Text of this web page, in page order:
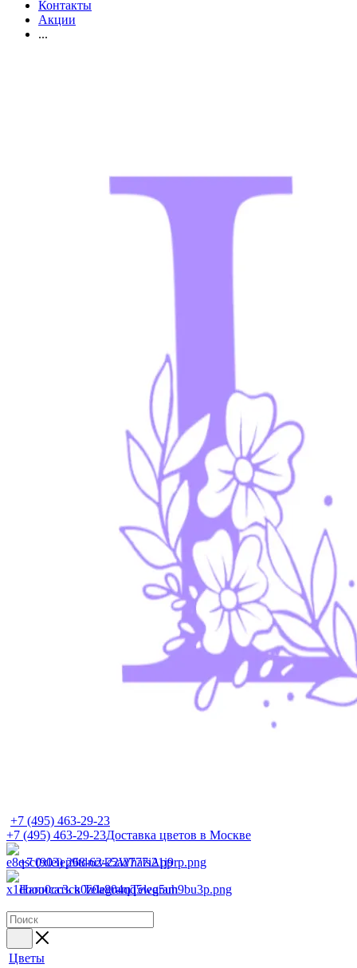
Контакты
Акции
...
+7 (495) 463-29-23
+7 (495) 463-29-23Доставка цветов в Москве
+7 (903) 268-62-22WhatsApp
Написать в TelegramTelegram
Цветы